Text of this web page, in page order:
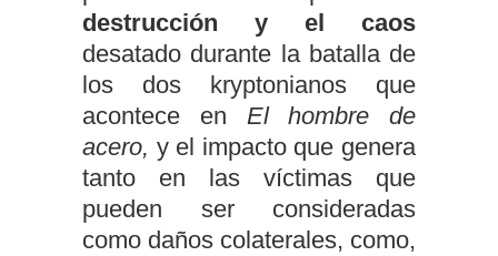
destrucción y el caos
desatado durante la batalla de
los dos kryptonianos que
acontece en El hombre de
acero, y el impacto que genera
tanto en las víctimas que
pueden ser consideradas
como daños colaterales, como,